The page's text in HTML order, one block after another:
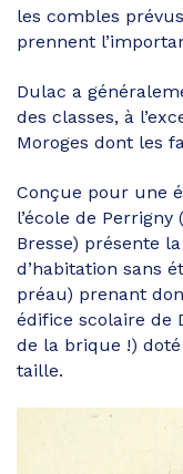
les combles
prennent
Dulac a
des classes, à
Moroges dont les
Conçue pour une
l’école de
Bresse) présente
d’habitation sans
préau) prenant
édifice scolaire de
de la brique !)
taille.